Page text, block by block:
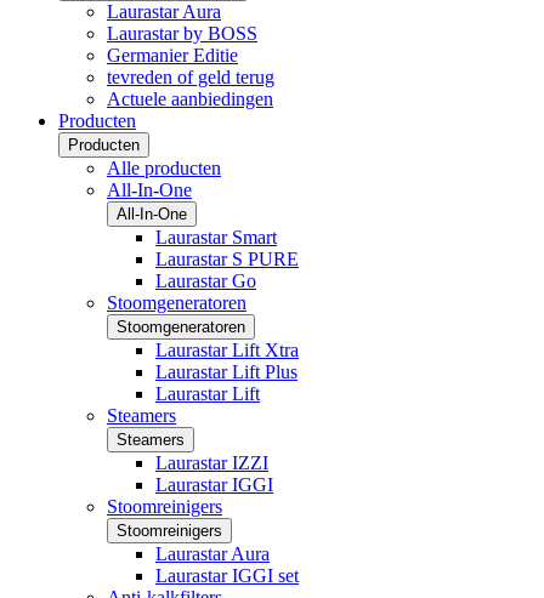
Laurastar Aura
Laurastar by BOSS
Germanier Editie
tevreden of geld terug
Actuele aanbiedingen
Producten
Producten
Alle producten
All-In-One
All-In-One
Laurastar Smart
Laurastar S PURE
Laurastar Go
Stoomgeneratoren
Stoomgeneratoren
Laurastar Lift Xtra
Laurastar Lift Plus
Laurastar Lift
Steamers
Steamers
Laurastar IZZI
Laurastar IGGI
Stoomreinigers
Stoomreinigers
Laurastar Aura
Laurastar IGGI set